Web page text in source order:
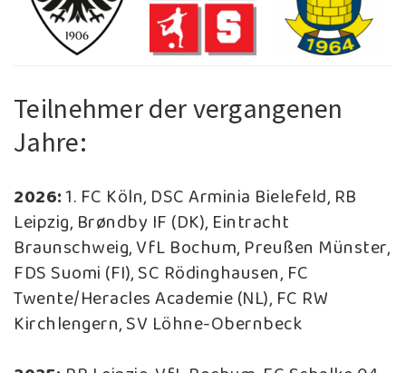
Teilnehmer der vergangenen
Jahre:
2026:1. FC Köln, DSC Arminia Bielefeld, RB
Leipzig, Brøndby IF (DK), Eintracht
Braunschweig, VfL Bochum, Preußen Münster,
FDS Suomi (FI), SC Rödinghausen, FC
Twente/Heracles Academie (NL), FC RW
Kirchlengern, SV Löhne-Obernbeck